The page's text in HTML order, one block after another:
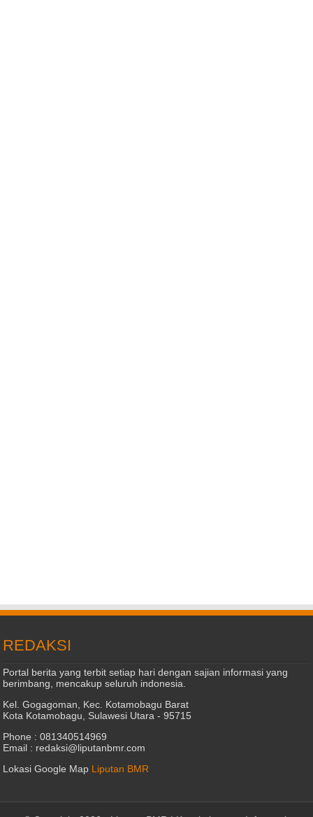
REDAKSI
Portal berita yang terbit setiap hari dengan sajian informasi yang
berimbang, mencakup seluruh indonesia.
Kel. Gogagoman, Kec. Kotamobagu Barat
Kota Kotamobagu, Sulawesi Utara - 95715
Phone : 081340514969
Email : redaksi@liputanbmr.com
Lokasi Google Map Liputan BMR